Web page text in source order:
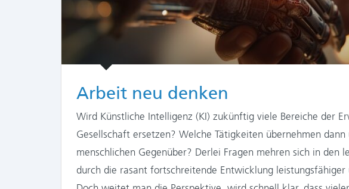
Arbeit neu denken
Wird Künstliche Intelligenz (KI) zukünftig viele Bereiche der
Gesellschaft ersetzen? Welche Tätigkeiten übernehmen
menschlichen Gegenüber? Derlei Fragen mehren sich in den
durch die rasant fortschreitende Entwicklung